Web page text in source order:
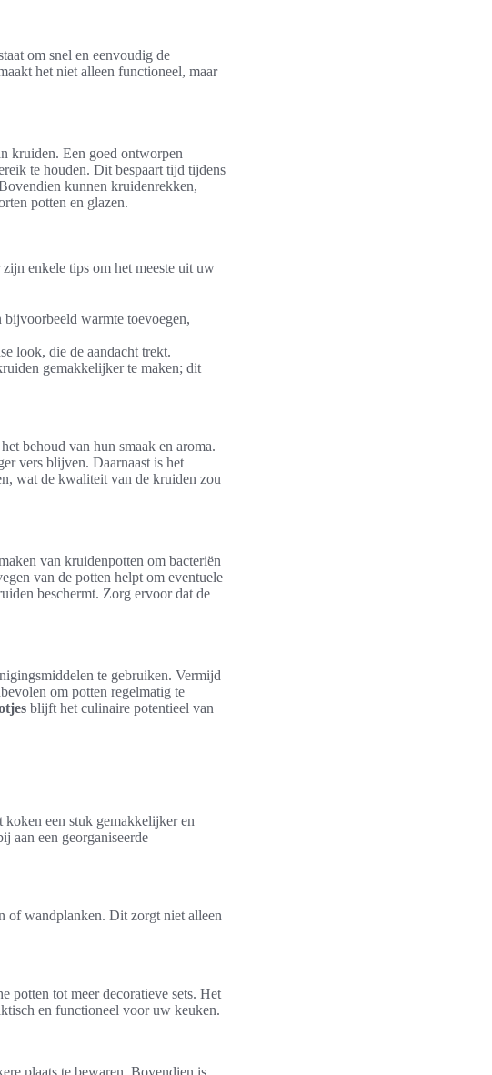
om snel en eenvoudig de
het niet alleen functioneel, maar
kruiden. Een goed ontworpen
te houden. Dit bespaart tijd tijdens
kunnen kruidenrekken,
potten en glazen.
enkele tips om het meeste uit uw
warmte toevoegen,
look, die de aandacht trekt.
gemakkelijker te maken; dit
behoud van hun smaak en aroma.
vers blijven. Daarnaast is het
wat de kwaliteit van de kruiden zou
van kruidenpotten om bacteriën
van de potten helpt om eventuele
beschermt. Zorg ervoor dat de
te gebruiken. Vermijd
om potten regelmatig te
blijft het culinaire potentieel van
een stuk gemakkelijker en
aan een georganiseerde
of wandplanken. Dit zorgt niet alleen
potten tot meer decoratieve sets. Het
en functioneel voor uw keuken.
plaats te bewaren. Bovendien is